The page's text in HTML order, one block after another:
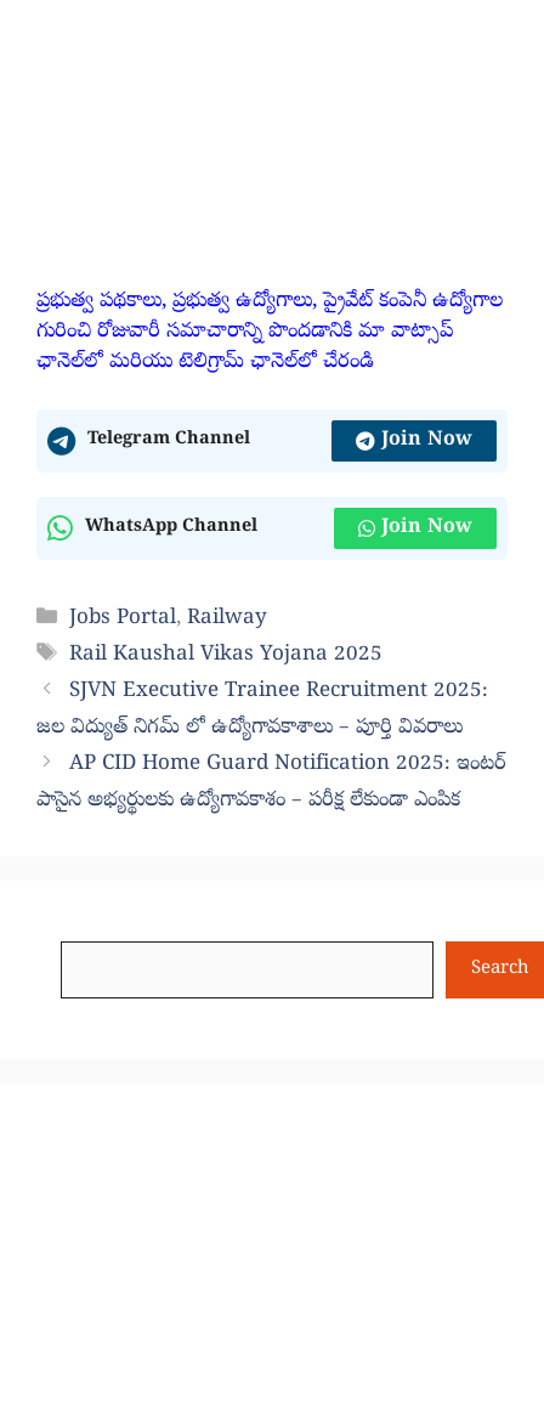
ప్రభుత్వ పథకాలు, ప్రభుత్వ ఉద్యోగాలు, ప్రైవేట్ కంపెనీ ఉద్యోగాల
గురించి రోజువారీ సమాచారాన్ని పొందడానికి మా వాట్సాప్
ఛానెల్‌లో మరియు టెలిగ్రామ్ ఛానెల్‌లో చేరండి
Telegram Channel Join Now
WhatsApp Channel Join Now
Categories
Jobs Portal,Railway
Tags
Rail Kaushal Vikas Yojana 2025
SJVN Executive Trainee Recruitment 2025:
జల విద్యుత్ నిగమ్ లో ఉద్యోగావకాశాలు – పూర్తి వివరాలు
AP CID Home Guard Notification 2025: ఇంటర్
పాసైన అభ్యర్థులకు ఉద్యోగావకాశం – పరీక్ష లేకుండా ఎంపిక
Search